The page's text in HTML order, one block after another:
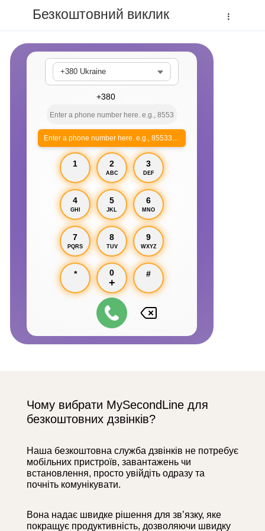
Безкоштовний виклик
+380 Ukraine
Enter a phone number here. e.g., 855330xxxx
1 2
ABC
3
DEF
4
GHI
5
JKL
6
MNO
7
PQRS
8
TUV
9
WXYZ
* 0
+
#
Чому вибрати MySecondLine для
безкоштовних дзвінків?
Наша безкоштовна служба дзвінків не потребує
мобільних пристроїв, завантажень чи
встановлення, просто увійдіть одразу та
почніть комунікувати.
Вона надає швидке рішення для зв’язку, яке
покращує продуктивність, дозволяючи швидку